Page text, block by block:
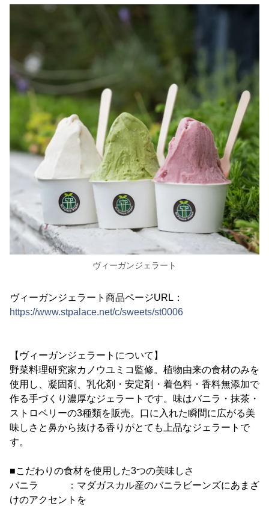
ヴィーガンジェラート
ヴィーガンジェラート商品ページURL：
https://www.stpalace.net/c/sweets/st0006
【ヴィーガンジェラートについて】
野菜料理研究家カノウユミコ監修。植物由来の食材のみを
使用し、凝固剤、乳化剤・安定剤・着色料・香料無添加で
作る手づくり濃厚なジェラートです。味はバニラ・抹茶・
ストロベリーの3種類を販売。口に入れた瞬間に広がる美
味しさと鼻から抜ける香りがとても上品なジェラートで
す。
■こだわりの食材を使用した3つの美味しさ
バニラ ：マダガスカル産のバニラビーンズにあまざ
けのアクセントを